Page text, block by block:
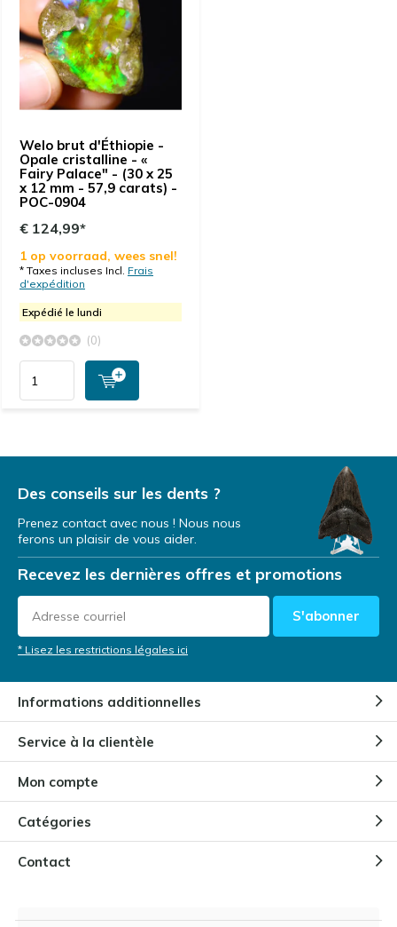
Welo brut d'Éthiopie -
Opale cristalline - «
Fairy Palace" - (30 x 25
x 12 mm - 57,9 carats) -
POC-0904
€ 124,99*
1 op voorraad, wees snel!
* Taxes incluses Incl. Frais
d'expédition
Expédié le lundi
(0)
Des conseils sur les dents ?
Prenez contact avec nous ! Nous nous
ferons un plaisir de vous aider.
Recevez les dernières offres et promotions
S'abonner
* Lisez les restrictions légales ici
Informations additionnelles
Service à la clientèle
Mon compte
Catégories
Contact